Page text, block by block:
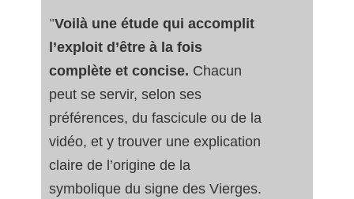
"Voilà une étude qui accomplit
l’exploit d’être à la fois
complète et concise. Chacun
peut se servir, selon ses
préférences, du fascicule ou de la
vidéo, et y trouver une explication
claire de l’origine de la
symbolique du signe des Vierges.